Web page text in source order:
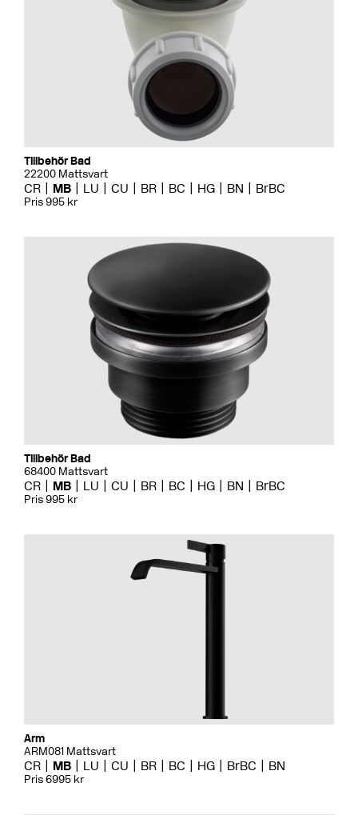
Tillbehör Bad
22200 Mattsvart
CR MB LU CU BR BC HG BN BrBC
Pris 995 kr
Tillbehör Bad
68400 Mattsvart
CR MB LU CU BR BC HG BN BrBC
Pris 995 kr
Arm
ARM081 Mattsvart
CR MB LU CU BR BC HG BrBC BN
Pris 6995 kr